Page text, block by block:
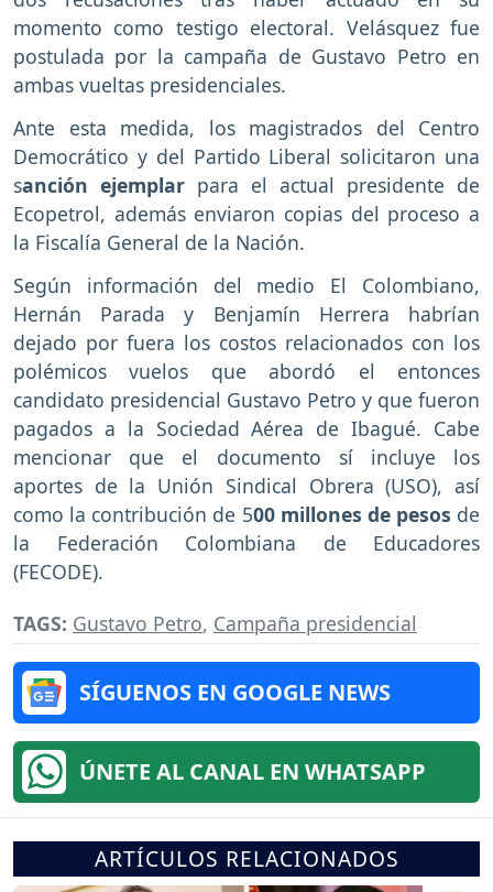
momento como testigo electoral. Velásquez fue
postulada por la campaña de Gustavo Petro en
ambas vueltas presidenciales.
Ante esta medida, los magistrados del Centro
Democrático y del Partido Liberal solicitaron una
sanción ejemplar para el actual presidente de
Ecopetrol, además enviaron copias del proceso a
la Fiscalía General de la Nación.
Según información del medio El Colombiano,
Hernán Parada y Benjamín Herrera habrían
dejado por fuera los costos relacionados con los
polémicos vuelos que abordó el entonces
candidato presidencial Gustavo Petro y que fueron
pagados a la Sociedad Aérea de Ibagué. Cabe
mencionar que el documento sí incluye los
aportes de la Unión Sindical Obrera (USO), así
como la contribución de 500 millones de pesos de
la Federación Colombiana de Educadores
(FECODE).
TAGS: Gustavo Petro, Campaña presidencial
SÍGUENOS EN GOOGLE NEWS
ÚNETE AL CANAL EN WHATSAPP
ARTÍCULOS RELACIONADOS